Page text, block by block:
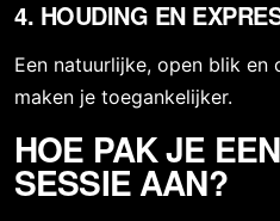
4. HOUDING EN
Een natuurlijke, open blik en
maken je toegankelijker.
HOE PAK JE
SESSIE AAN?